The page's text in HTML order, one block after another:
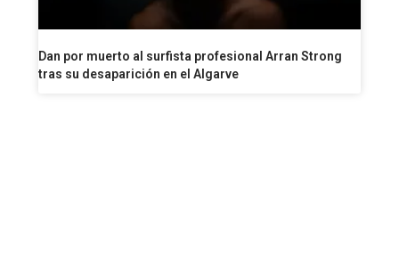
Dan por muerto al surfista profesional Arran Strong
tras su desaparición en el Algarve